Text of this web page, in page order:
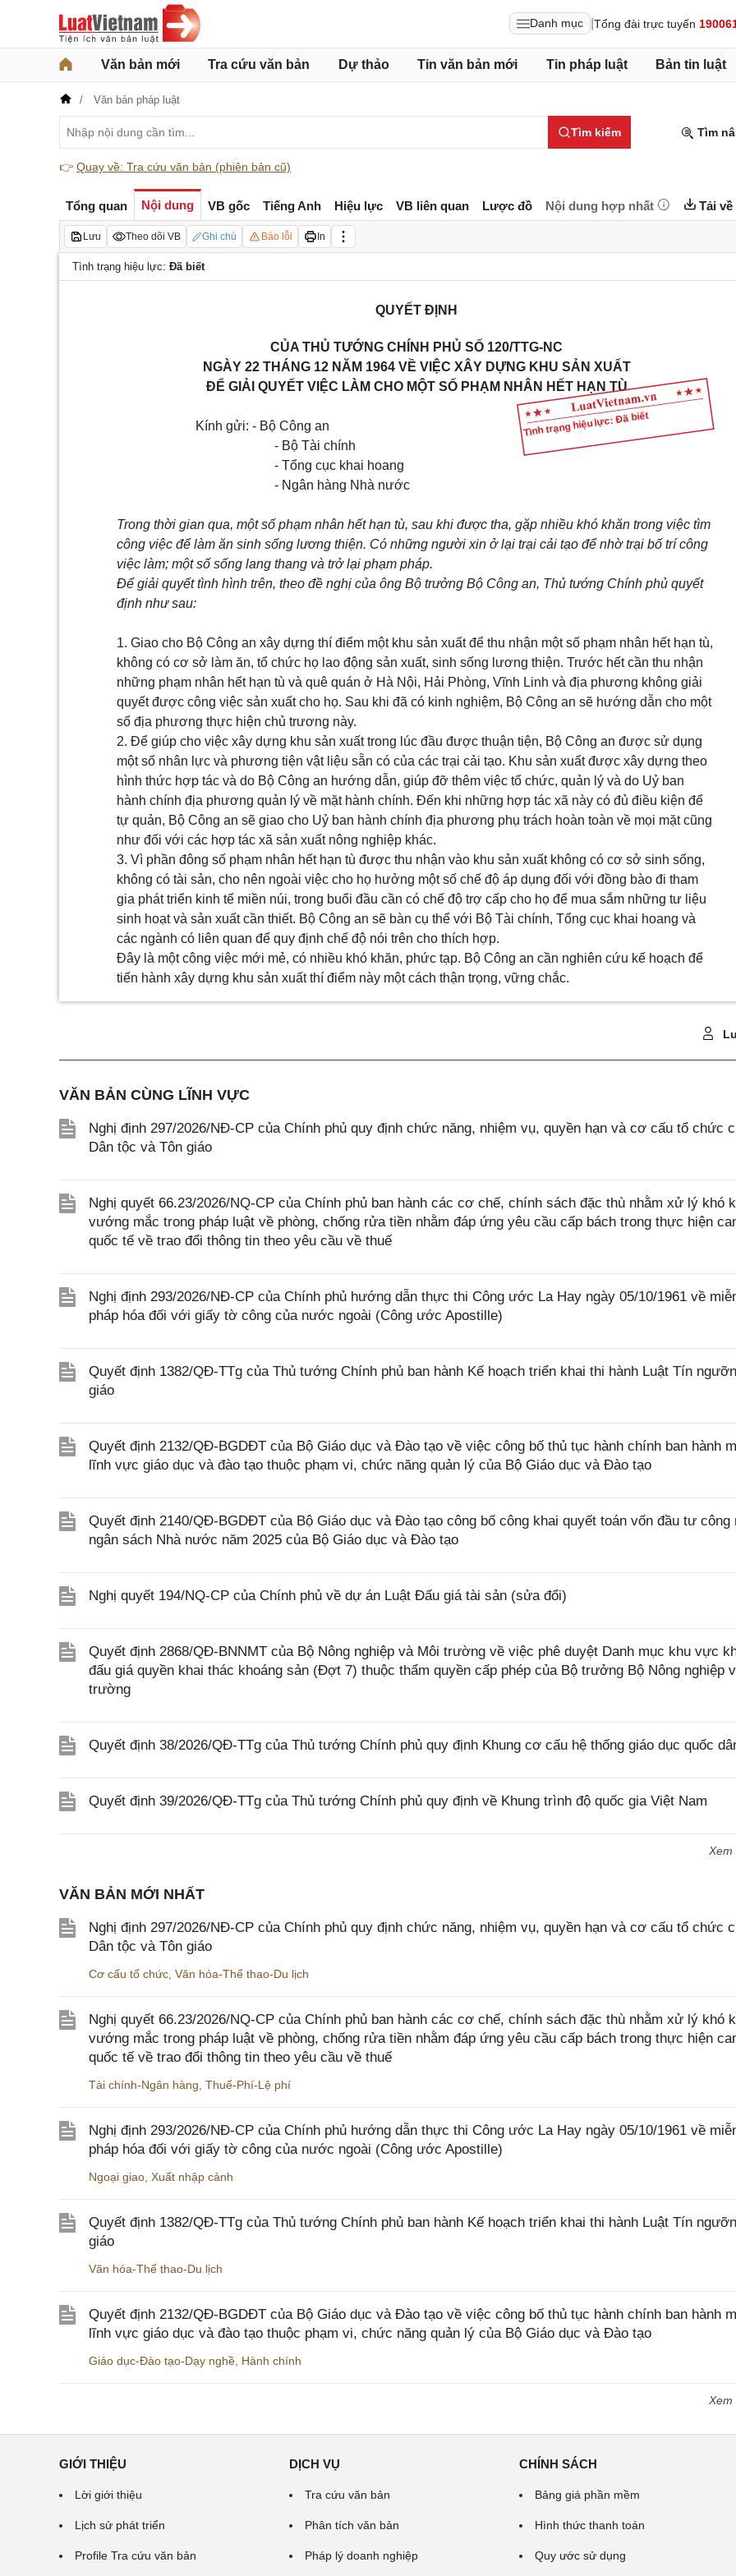
Danh mục Tổng đài trực tuyến
Văn bản mới Tra cứu văn bản Dự thảo Tin văn bản mới Tin pháp luật Bản tin luật
Văn bản pháp luật
Tìm kiếm Tìm
👉 Quay về: Tra cứu văn bản (phiên bản cũ)
Tổng quan Nội dung VB gốc Tiếng Anh Hiệu lực VB liên quan Lược đồ Nội dung hợp nhất Tải về
Lưu Theo dõi VB Ghi chú Báo lỗi In
Tình trạng hiệu lực: Đã biết
Tình trạng hiệu lực: Đã biết
QUYẾT ĐỊNH
CỦA THỦ TƯỚNG CHÍNH PHỦ SỐ 120/TTG-NC
NGÀY 22 THÁNG 12 NĂM 1964 VỀ VIỆC XÂY DỰNG KHU SẢN XUẤT
ĐỂ GIẢI QUYẾT VIỆC LÀM CHO MỘT SỐ PHẠM NHÂN HẾT HẠN TÙ
Kính gửi: - Bộ Công an
- Bộ Tài chính
- Tổng cục khai hoang
- Ngân hàng Nhà nước
Trong thời gian qua, một số phạm nhân hết hạn tù, sau khi được tha, gặp nhiều khó khăn trong việc tìm
công việc để làm ăn sinh sống lương thiện. Có những người xin ở lại trại cải tạo để nhờ trại bố trí công
việc làm; một số sống lang thang và trở lại phạm pháp.
Để giải quyết tình hình trên, theo đề nghị của ông Bộ trưởng Bộ Công an, Thủ tướng Chính phủ quyết
định như sau:
1. Giao cho Bộ Công an xây dựng thí điểm một khu sản xuất để thu nhận một số phạm nhân hết hạn tù,
không có cơ sở làm ăn, tổ chức họ lao động sản xuất, sinh sống lương thiện. Trước hết cần thu nhận
những phạm nhân hết hạn tù và quê quán ở Hà Nội, Hải Phòng, Vĩnh Linh và địa phương không giải
quyết được công việc sản xuất cho họ. Sau khi đã có kinh nghiệm, Bộ Công an sẽ hướng dẫn cho một
số địa phương thực hiện chủ trương này.
2. Để giúp cho việc xây dựng khu sản xuất trong lúc đầu được thuận tiện, Bộ Công an được sử dụng
một số nhân lực và phương tiện vật liệu sẵn có của các trại cải tạo. Khu sản xuất được xây dựng theo
hình thức hợp tác và do Bộ Công an hướng dẫn, giúp đỡ thêm việc tổ chức, quản lý và do Uỷ ban
hành chính địa phương quản lý về mặt hành chính. Đến khi những hợp tác xã này có đủ điều kiện để
tự quản, Bộ Công an sẽ giao cho Uỷ ban hành chính địa phương phụ trách hoàn toàn về mọi mặt cũng
như đối với các hợp tác xã sản xuất nông nghiệp khác.
3. Vì phần đông số phạm nhân hết hạn tù được thu nhận vào khu sản xuất không có cơ sở sinh sống,
không có tài sản, cho nên ngoài việc cho họ hưởng một số chế độ áp dụng đối với đồng bào đi tham
gia phát triển kinh tế miền núi, trong buổi đầu cần có chế độ trợ cấp cho họ để mua sắm những tư liệu
sinh hoạt và sản xuất cần thiết. Bộ Công an sẽ bàn cụ thể với Bộ Tài chính, Tổng cục khai hoang và
các ngành có liên quan để quy định chế độ nói trên cho thích hợp.
Đây là một công việc mới mẻ, có nhiều khó khăn, phức tạp. Bộ Công an cần nghiên cứu kế hoạch để
tiến hành xây dựng khu sản xuất thí điểm này một cách thận trọng, vững chắc.
VĂN BẢN CÙNG LĨNH VỰC
Nghị định 297/2026/NĐ-CP của Chính phủ quy định chức năng, nhiệm vụ, quyền hạn và cơ cấu tổ chức
Dân tộc và Tôn giáo
Nghị quyết 66.23/2026/NQ-CP của Chính phủ ban hành các cơ chế, chính sách đặc thù nhằm xử lý khó
vướng mắc trong pháp luật về phòng, chống rửa tiền nhằm đáp ứng yêu cầu cấp bách trong thực hiện
quốc tế về trao đổi thông tin theo yêu cầu về thuế
Nghị định 293/2026/NĐ-CP của Chính phủ hướng dẫn thực thi Công ước La Hay ngày 05/10/1961 về
pháp hóa đối với giấy tờ công của nước ngoài (Công ước Apostille)
Quyết định 1382/QĐ-TTg của Thủ tướng Chính phủ ban hành Kế hoạch triển khai thi hành Luật Tín
giáo
Quyết định 2132/QĐ-BGDĐT của Bộ Giáo dục và Đào tạo về việc công bố thủ tục hành chính ban hành
lĩnh vực giáo dục và đào tạo thuộc phạm vi, chức năng quản lý của Bộ Giáo dục và Đào tạo
Quyết định 2140/QĐ-BGDĐT của Bộ Giáo dục và Đào tạo công bố công khai quyết toán vốn đầu tư công
ngân sách Nhà nước năm 2025 của Bộ Giáo dục và Đào tạo
Nghị quyết 194/NQ-CP của Chính phủ về dự án Luật Đấu giá tài sản (sửa đổi)
Quyết định 2868/QĐ-BNNMT của Bộ Nông nghiệp và Môi trường về việc phê duyệt Danh mục khu vực
đấu giá quyền khai thác khoáng sản (Đợt 7) thuộc thẩm quyền cấp phép của Bộ trưởng Bộ Nông nghiệp
trường
Quyết định 38/2026/QĐ-TTg của Thủ tướng Chính phủ quy định Khung cơ cấu hệ thống giáo dục quốc
Quyết định 39/2026/QĐ-TTg của Thủ tướng Chính phủ quy định về Khung trình độ quốc gia Việt Nam
VĂN BẢN MỚI NHẤT
Nghị định 297/2026/NĐ-CP của Chính phủ quy định chức năng, nhiệm vụ, quyền hạn và cơ cấu tổ chức
Dân tộc và Tôn giáo
Cơ cấu tổ chức, Văn hóa-Thể thao-Du lịch
Nghị quyết 66.23/2026/NQ-CP của Chính phủ ban hành các cơ chế, chính sách đặc thù nhằm xử lý khó
vướng mắc trong pháp luật về phòng, chống rửa tiền nhằm đáp ứng yêu cầu cấp bách trong thực hiện
quốc tế về trao đổi thông tin theo yêu cầu về thuế
Tài chính-Ngân hàng, Thuế-Phí-Lệ phí
Nghị định 293/2026/NĐ-CP của Chính phủ hướng dẫn thực thi Công ước La Hay ngày 05/10/1961 về
pháp hóa đối với giấy tờ công của nước ngoài (Công ước Apostille)
Ngoại giao, Xuất nhập cảnh
Quyết định 1382/QĐ-TTg của Thủ tướng Chính phủ ban hành Kế hoạch triển khai thi hành Luật Tín
giáo
Văn hóa-Thể thao-Du lịch
Quyết định 2132/QĐ-BGDĐT của Bộ Giáo dục và Đào tạo về việc công bố thủ tục hành chính ban hành
lĩnh vực giáo dục và đào tạo thuộc phạm vi, chức năng quản lý của Bộ Giáo dục và Đào tạo
Giáo dục-Đào tạo-Dạy nghề, Hành chính
GIỚI THIỆU
Lời giới thiệu
Lịch sử phát triển
Profile Tra cứu văn bản
DỊCH VỤ
Tra cứu văn bản
Phân tích văn bản
Pháp lý doanh nghiệp
CHÍNH SÁCH
Bảng giá phần mềm
Hình thức thanh toán
Quy ước sử dụng